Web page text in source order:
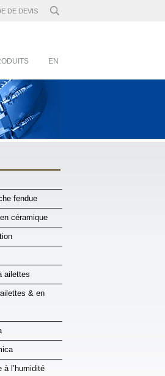
DE DEVIS
EN
fendue
céramique
ailettes
& en
à l’humidité